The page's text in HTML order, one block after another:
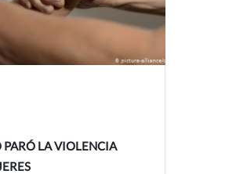
LA VIOLENCIA